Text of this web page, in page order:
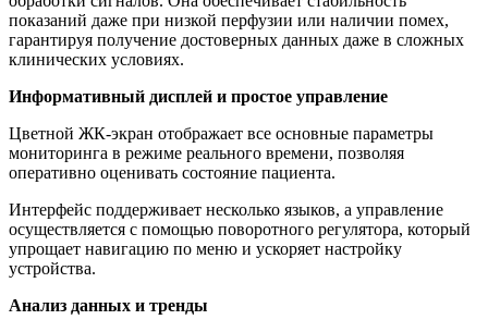
показаний даже при низкой перфузии или наличии помех,
гарантируя получение достоверных данных даже в сложных
клинических условиях.
Информативный дисплей и простое управление
Цветной ЖК-экран отображает все основные параметры
мониторинга в режиме реального времени, позволяя
оперативно оценивать состояние пациента.
Интерфейс поддерживает несколько языков, а управление
осуществляется с помощью поворотного регулятора, который
упрощает навигацию по меню и ускоряет настройку
устройства.
Анализ данных и тренды